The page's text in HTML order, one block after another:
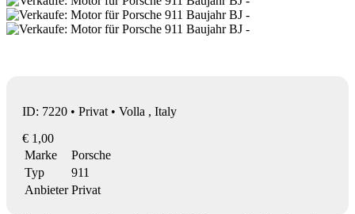
ID: 7220 • Privat • Volla , Italy
€ 1,00
Marke
Porsche
Typ
911
Anbieter Privat